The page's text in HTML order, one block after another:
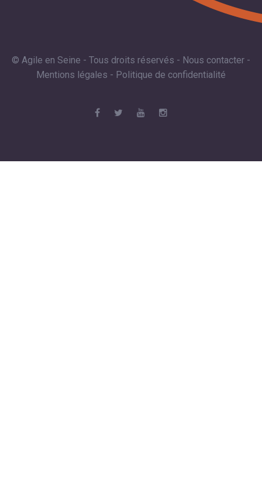
© Agile en Seine - Tous droits réservés - Nous contacter -
Mentions légales - Politique de confidentialité